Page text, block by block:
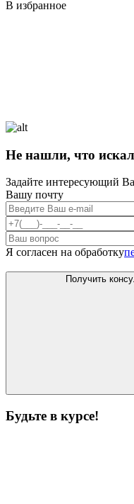
В избранное
Не нашли, что
Задайте интересующий
Вашу почту
Я согласен на обработку
Получить
Будьте в курсе!